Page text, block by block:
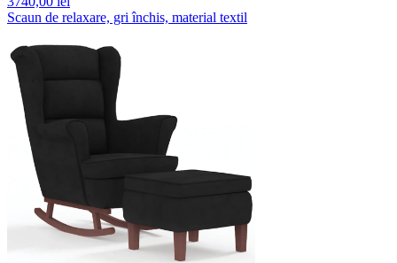
Scaun de relaxare, gri închis, material textil